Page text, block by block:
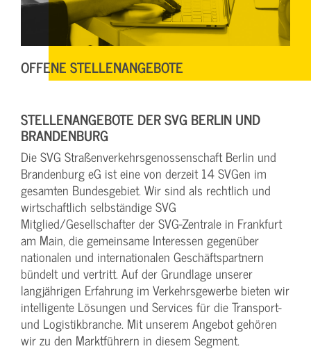
OFFENE STELLENANGEBOTE
STELLENANGEBOTE DER SVG BERLIN UND
BRANDENBURG
Die SVG Straßenverkehrsgenossenschaft Berlin und
Brandenburg eG ist eine von derzeit 14 SVGen im
gesamten Bundesgebiet. Wir sind als rechtlich und
wirtschaftlich selbständige SVG
Mitglied/Gesellschafter der SVG-Zentrale in Frankfurt
am Main, die gemeinsame Interessen gegenüber
nationalen und internationalen Geschäftspartnern
bündelt und vertritt. Auf der Grundlage unserer
langjährigen Erfahrung im Verkehrsgewerbe bieten wir
intelligente Lösungen und Services für die Transport-
und Logistikbranche. Mit unserem Angebot gehören
wir zu den Marktführern in diesem Segment.